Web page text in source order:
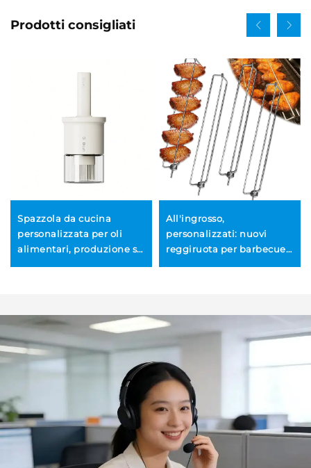
Prodotti consigliati
Spazzola da cucina
personalizzata per oli
alimentari, produzione su
ordinazione (OEM/ODM),
bottiglia per olio,
spazzola per olio da
barbecue con bottiglia
inclusa
All'ingrosso,
personalizzati: nuovi
reggiruota per barbecue
all'aperto transfrontalieri,